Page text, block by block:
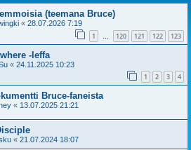
(teemana Bruce)
« 28.07.2026 7:19
1 … 120 121 122 123
-leffa
« 24.11.2025 10:23
1 2 3 4
Bruce-faneista
« 13.07.2025 21:21
« 21.07.2024 18:07